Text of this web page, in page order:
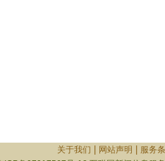
关于我们 网站声明 服务